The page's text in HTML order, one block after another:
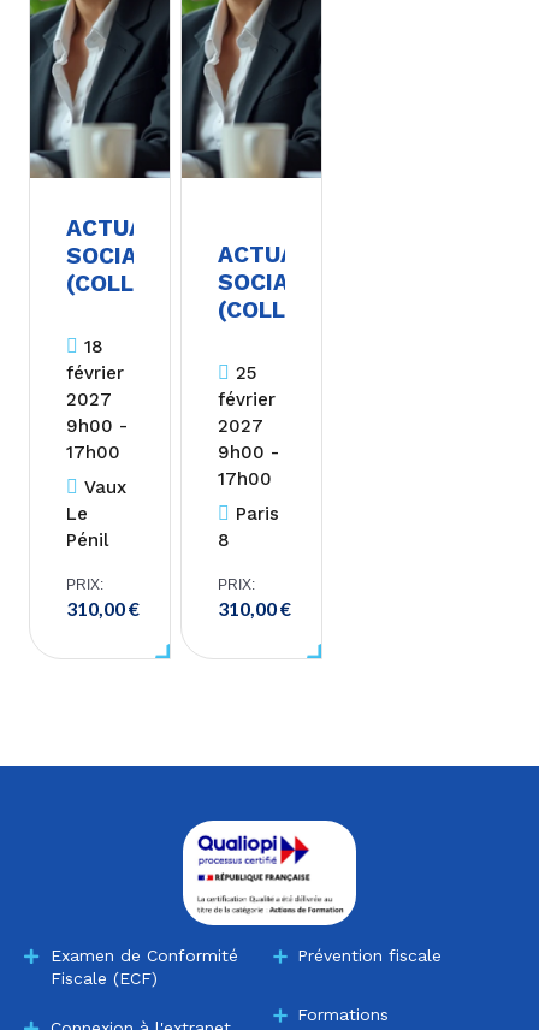
ACTUALITÉS
SOCIALES
(COLLABORATEUR)
18
février
2027
9h00 -
17h00
Vaux
Le
Pénil
PRIX:
310,00€
ACTUALITÉS
SOCIALES
(COLLABORATEUR)
25
février
2027
9h00 -
17h00
Paris
8
PRIX:
310,00€
Examen de Conformité
Fiscale (ECF)
Prévention fiscale
Formations